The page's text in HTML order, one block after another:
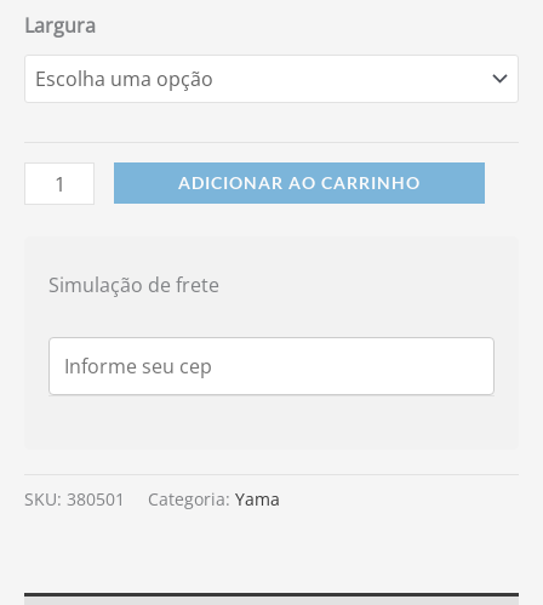
Largura
ADICIONAR AO CARRINHO
Simulação de frete
SKU: 380501 Categoria: Yama